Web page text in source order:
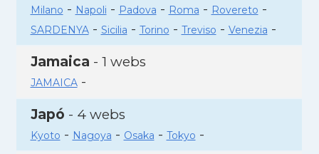
Milano - Napoli - Padova - Roma - Rovereto -
SARDENYA- Sicilia - Torino - Treviso - Venezia -
Jamaica - 1 webs
JAMAICA-
Japó - 4 webs
Kyoto - Nagoya - Osaka - Tokyo -